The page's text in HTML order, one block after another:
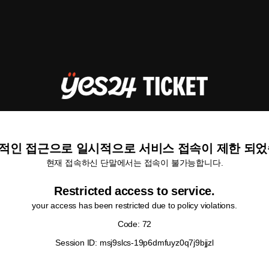
인 접근으로 일시적으로 서비스 접속이 제한 되
현재 접속하신 단말에서는 접속이 불가능합니다.
Restricted access to service.
your access has been restricted due to policy violations.
Code: 72
Session ID: msj9slcs-19p6dmfuyz0q7j9bjjzl